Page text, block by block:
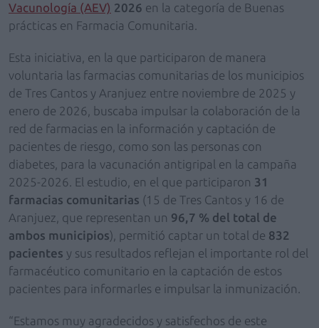
Vacunología (AEV) 2026 en la categoría de Buenas
prácticas en Farmacia Comunitaria.
Esta iniciativa, en la que participaron de manera
voluntaria las farmacias comunitarias de los municipios
de Tres Cantos y Aranjuez entre noviembre de 2025 y
enero de 2026, buscaba impulsar la colaboración de la
red de farmacias en la información y captación de
pacientes de riesgo, como son las personas con
diabetes, para la vacunación antigripal en la campaña
2025-2026. El estudio, en el que participaron 31
farmacias comunitarias (15 de Tres Cantos y 16 de
Aranjuez, que representan un 96,7 % del total de
ambos municipios), permitió captar un total de 832
pacientes y sus resultados reflejan el importante rol del
farmacéutico comunitario en la captación de estos
pacientes para informarles e impulsar la inmunización.
“Estamos muy agradecidos y satisfechos de este